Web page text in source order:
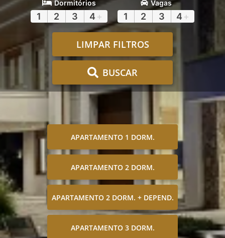
Dormitórios
1 2 3 4 +
Vagas
1 2 3 4 +
LIMPAR FILTROS
BUSCAR
APARTAMENTO 1 DORM.
APARTAMENTO 2 DORM.
APARTAMENTO 2 DORM. + DEPEND.
APARTAMENTO 3 DORM.